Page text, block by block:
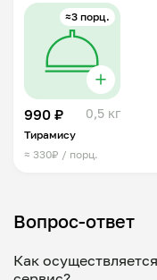
≈3 порц.
990 ₽ 0,5 кг
Тирамису
≈ 330₽ / порц.
Вопрос-ответ
Как